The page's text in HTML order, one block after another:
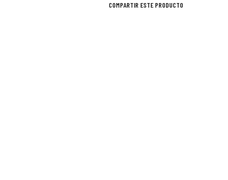
COMPARTIR ESTE PRODUCTO